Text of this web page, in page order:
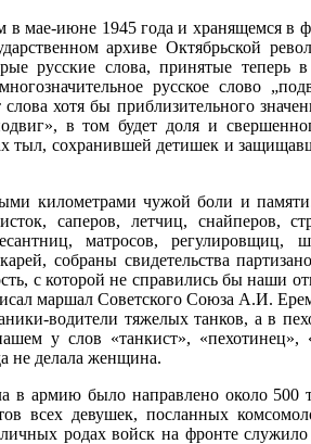
мае-июне 1945 года и хранящемся в
архиве Октябрьской
русские слова, принятые теперь
русское слово
хотя бы приблизительного
в том будет доля и
тыл, сохранившей детишек и
километрами чужой боли и
саперов, летчиц, снайперов,
матросов, регулировщиц,
собраны свидетельства
с которой не справились бы наши
маршал Советского Союза А.И.
водители тяжелых танков, а в
у слов «танкист», «пехотинец»,
не делала женщина.
в армию было направлено около 500
всех девушек, посланных
родах войск на фронте